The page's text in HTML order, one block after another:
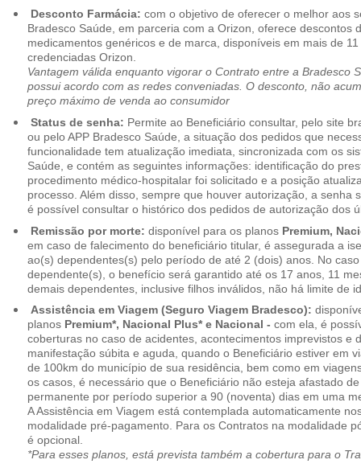
Desconto Farmácia: com o objetivo de oferecer o melhor aos
Bradesco Saúde, em parceria com a Orizon, oferece descontos
medicamentos genéricos e de marca, disponíveis em mais de
credenciadas Orizon.
Vantagem válida enquanto vigorar o Contrato entre a Bradesco
possui acordo com as redes conveniadas. O desconto, não
preço máximo de venda ao consumidor
Status de senha: Permite ao Beneficiário consultar, pelo site
ou pelo APP Bradesco Saúde, a situação dos pedidos que
funcionalidade tem atualização imediata, sincronizada com os
Saúde, e contém as seguintes informações: identificação do
procedimento médico-hospitalar foi solicitado e a posição
processo. Além disso, sempre que houver autorização, a senha
é possível consultar o histórico dos pedidos de autorização dos
Remissão por morte: disponível para os planos Premium,
em caso de falecimento do beneficiário titular, é assegurada a
ao(s) dependentes(s) pelo período de até 2 (dois) anos. No
dependente(s), o benefício será garantido até os 17 anos, 11
demais dependentes, inclusive filhos inválidos, não há limite de
Assistência em Viagem (Seguro Viagem Bradesco):
planos Premium*, Nacional Plus* e Nacional - com ela, é
coberturas no caso de acidentes, acontecimentos imprevistos e
manifestação súbita e aguda, quando o Beneficiário estiver em
de 100km do município de sua residência, bem como em
os casos, é necessário que o Beneficiário não esteja afastado
permanente por período superior a 90 (noventa) dias em uma
A Assistência em Viagem está contemplada automaticamente
modalidade pré-pagamento. Para os Contratos na modalidade
é opcional.
*Para esses planos, está prevista também a cobertura para o